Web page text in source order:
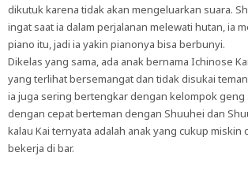
dikutuk karena tidak akan mengeluarkan suara.
ingat saat ia dalam perjalanan melewati hutan, ia
piano itu, jadi ia yakin pianonya bisa berbunyi.
Dikelas yang sama, ada anak bernama Ichinose
yang terlihat bersemangat dan tidak disukai
ia juga sering bertengkar dengan kelompok geng
dengan cepat berteman dengan Shuuhei dan
kalau Kai ternyata adalah anak yang cukup miskin
bekerja di bar.